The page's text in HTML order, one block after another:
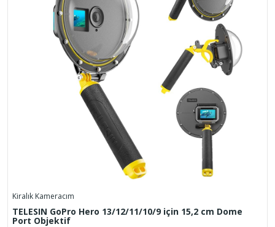
Kiralık Kameracım
TELESIN GoPro Hero 13/12/11/10/9 için 15,2 cm Dome
Port Objektif